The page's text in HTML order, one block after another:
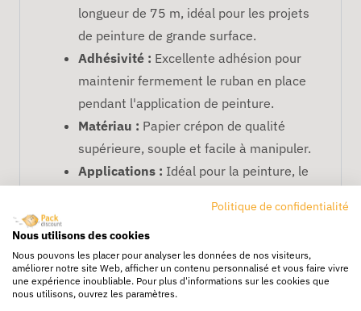
longueur de 75 m, idéal pour les projets
de peinture de grande surface.
Adhésivité : Excellente adhésion pour
maintenir fermement le ruban en place
pendant l'application de peinture.
Matériau : Papier crépon de qualité
supérieure, souple et facile à manipuler.
Applications : Idéal pour la peinture, le
Retrait :Le ruban se retire facilement
sans laisser de résidus de colle sur la
surface, même après un long temps
Politique de confidentialité
Nous utilisons des cookies
Nous pouvons les placer pour analyser les données de nos visiteurs,
améliorer notre site Web, afficher un contenu personnalisé et vous faire vivre
une expérience inoubliable. Pour plus d'informations sur les cookies que
nous utilisons, ouvrez les paramètres.